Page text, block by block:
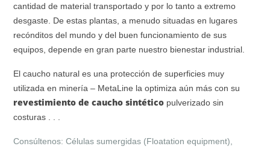
cantidad de material transportado y por lo tanto a extremo
desgaste. De estas plantas, a menudo situadas en lugares
recónditos del mundo y del buen funcionamiento de sus
equipos, depende en gran parte nuestro bienestar industrial.
El caucho natural es una protección de superficies muy
utilizada en minería – MetaLine la optimiza aún más con su
revestimiento de caucho sintético pulverizado sin
costuras . . .
Consúltenos: Células sumergidas (Floatation equipment),